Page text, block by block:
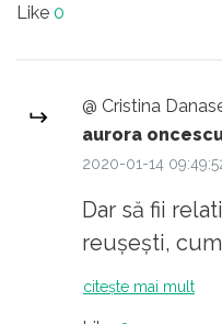
buna supa cu
piftie de pe planeta.
Like 0
@ Cristina
aurora
2020-01-14
Dar să fii
reușești,
citește mai mult